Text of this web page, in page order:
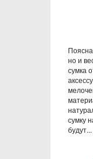
но и
сумка
сумку
будут...